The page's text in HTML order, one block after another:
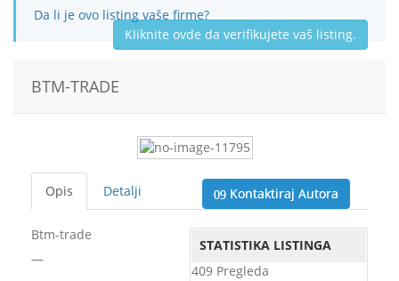
Da li je ovo listing vaše firme?
Kliknite ovde da verifikujete vaš listing.
BTM-TRADE
Kontaktiraj Autora
Opis Detalji
STATISTIKA LISTINGA
409 Pregleda
Btm-trade
—